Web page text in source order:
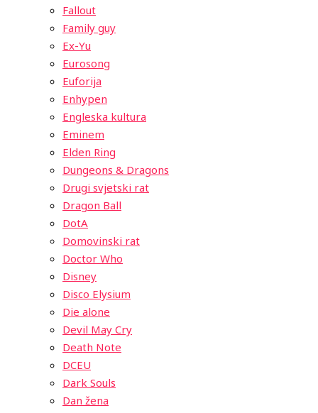
Fallout
Family guy
Ex-Yu
Eurosong
Euforija
Enhypen
Engleska kultura
Eminem
Elden Ring
Dungeons & Dragons
Drugi svjetski rat
Dragon Ball
DotA
Domovinski rat
Doctor Who
Disney
Disco Elysium
Die alone
Devil May Cry
Death Note
DCEU
Dark Souls
Dan žena